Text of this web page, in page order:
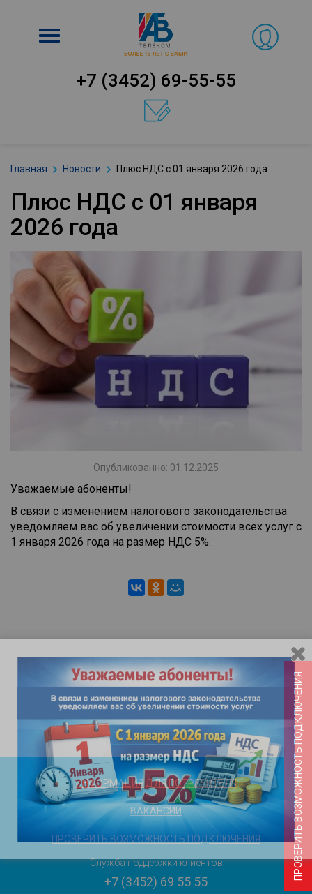
Включить
+7 (3452) 69-55-55
Главная Новости Плюс НДС с 01 января 2026 года
ПРОВЕРИТЬ ВОЗМОЖНОСТЬ ПОДКЛЮЧЕНИЯ
Плюс НДС с 01 января
2026 года
Опубликованно: 01.12.2025
Уважаемые абоненты!
В связи с изменением налогового законодательства
уведомляем вас об увеличении стоимости всех услуг с
1 января 2026 года на размер НДС 5%.
ИНФОРМАЦИЯ ДЛЯ ПОТРЕБИТЕЛЯ
ВАКАНСИИ
ПРОВЕРИТЬ ВОЗМОЖНОСТЬ ПОДКЛЮЧЕНИЯ
Служба поддержки клиентов
+7 (3452) 69 55 55